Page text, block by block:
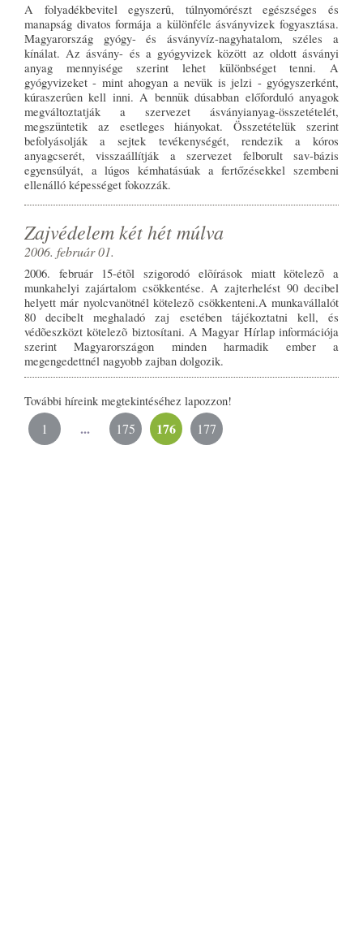
A folyadékbevitel egyszerû, túlnyomórészt egészséges és
manapság divatos formája a különféle ásványvizek fogyasztása.
Magyarország gyógy- és ásványvíz-nagyhatalom, széles a
kínálat. Az ásvány- és a gyógyvizek között az oldott ásványi
anyag mennyisége szerint lehet különbséget tenni. A
gyógyvizeket - mint ahogyan a nevük is jelzi - gyógyszerként,
kúraszerûen kell inni. A bennük dúsabban előforduló anyagok
megváltoztatják a szervezet ásványianyag-összetételét,
megszüntetik az esetleges hiányokat. Összetételük szerint
befolyásolják a sejtek tevékenységét, rendezik a kóros
anyagcserét, visszaállítják a szervezet felborult sav-bázis
egyensúlyát, a lúgos kémhatásúak a fertőzésekkel szembeni
ellenálló képességet fokozzák.
Zajvédelem két hét múlva
2006. február 01.
2006. február 15-étõl szigorodó elõírások miatt kötelezõ a
munkahelyi zajártalom csökkentése. A zajterhelést 90 decibel
helyett már nyolcvanötnél kötelezõ csökkenteni.A munkavállalót
80 decibelt meghaladó zaj esetében tájékoztatni kell, és
védõeszközt kötelezõ biztosítani. A Magyar Hírlap információja
szerint Magyarországon minden harmadik ember a
megengedettnél nagyobb zajban dolgozik.
További híreink megtekintéséhez lapozzon!
1 ... 175 176 177